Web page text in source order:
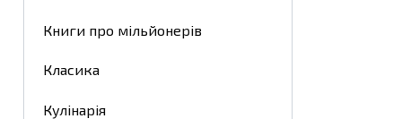
Книги про мільйонерів
Класика
Кулінарія